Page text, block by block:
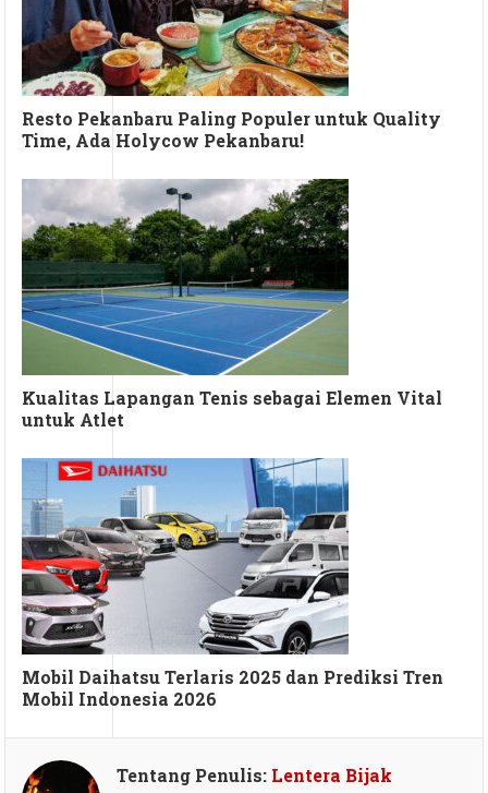
Resto Pekanbaru Paling Populer untuk Quality
Time, Ada Holycow Pekanbaru!
Kualitas Lapangan Tenis sebagai Elemen Vital
untuk Atlet
Mobil Daihatsu Terlaris 2025 dan Prediksi Tren
Mobil Indonesia 2026
Tentang Penulis: Lentera Bijak